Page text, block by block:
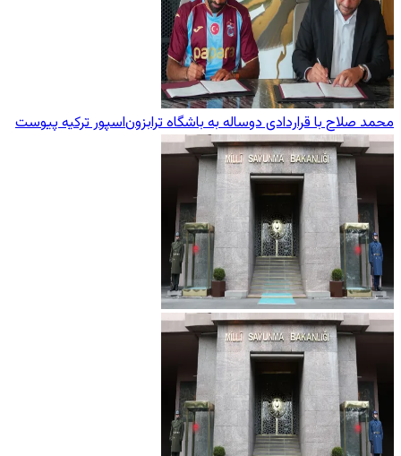
محمد صلاح با قراردادی دوساله به باشگاه ترابزون‌اسپور ترکیه پیوست